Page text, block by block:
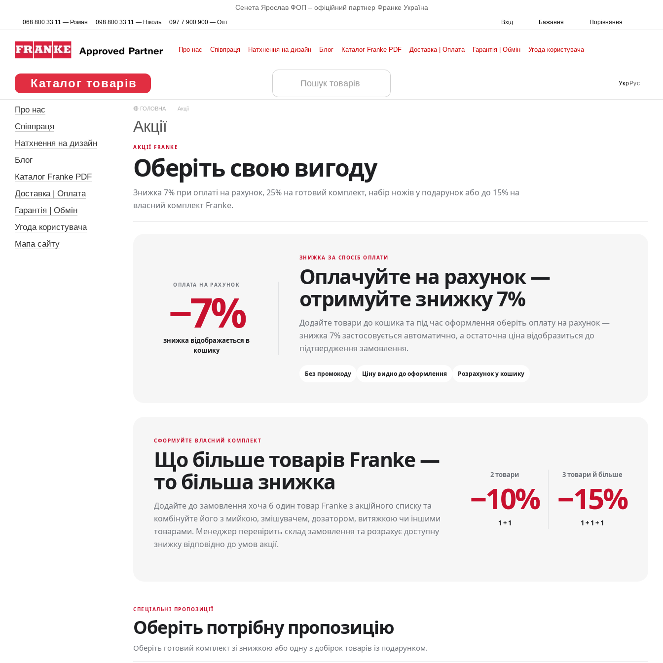
Сенета Ярослав ФОП – офіційний партнер Франке Україна
068 800 33 11 — Роман 098 800 33 11 — Ніколь 097 7 900 900 — Опт Вхід Бажання Порівняння
Про нас Співпраця Натхнення на дизайн Блог Каталог Franke PDF Доставка | Оплата Гарантія | Обмін Угода користувача
Каталог товарів Укр Рус
🔴 ГОЛОВНА Акції
Акції
АКЦІЇ FRANKE
Оберіть свою вигоду
Знижка 7% при оплаті на рахунок, 25% на готовий комплект, набір ножів у подарунок або до 15% на
власний комплект Franke.
ОПЛАТА НА РАХУНОК
−7%
знижка відображається в
кошику
ЗНИЖКА ЗА СПОСІБ ОПЛАТИ
Оплачуйте на рахунок —
отримуйте знижку 7%
Додайте товари до кошика та під час оформлення оберіть оплату на рахунок —
знижка 7% застосовується автоматично, а остаточна ціна відобразиться до
підтвердження замовлення.
Без промокоду Ціну видно до оформлення Розрахунок у кошику
СФОРМУЙТЕ ВЛАСНИЙ КОМПЛЕКТ
Що більше товарів Franke —
то більша знижка
Додайте до замовлення хоча б один товар Franke з акційного списку та
комбінуйте його з мийкою, змішувачем, дозатором, витяжкою чи іншими
товарами. Менеджер перевірить склад замовлення та розрахує доступну
знижку відповідно до умов акції.
2 товари
−10%
1 + 1
3 товари й більше
−15%
1 + 1 + 1
СПЕЦІАЛЬНІ ПРОПОЗИЦІЇ
Оберіть потрібну пропозицію
Оберіть готовий комплект зі знижкою або одну з добірок товарів із подарунком.
Про нас
Співпраця
Натхнення на дизайн
Блог
Каталог Franke PDF
Доставка | Оплата
Гарантія | Обмін
Угода користувача
Мапа сайту